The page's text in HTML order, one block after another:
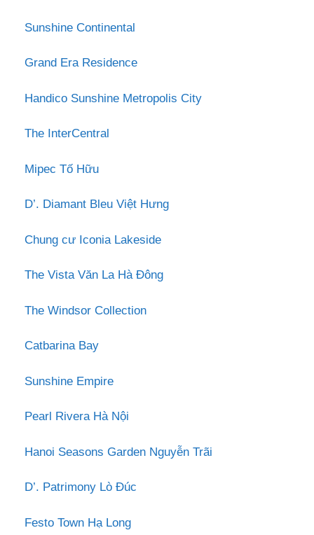
Sunshine Continental
Grand Era Residence
Handico Sunshine Metropolis City
The InterCentral
Mipec Tố Hữu
D’. Diamant Bleu Việt Hưng
Chung cư Iconia Lakeside
The Vista Văn La Hà Đông
The Windsor Collection
Catbarina Bay
Sunshine Empire
Pearl Rivera Hà Nội
Hanoi Seasons Garden Nguyễn Trãi
D’. Patrimony Lò Đúc
Festo Town Hạ Long